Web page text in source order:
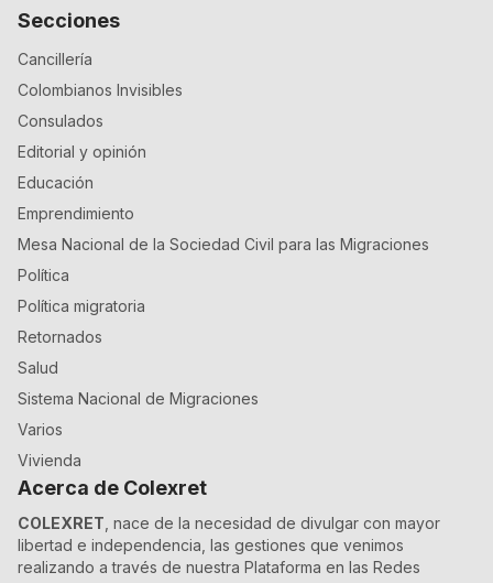
Secciones
Cancillería
Colombianos Invisibles
Consulados
Editorial y opinión
Educación
Emprendimiento
Mesa Nacional de la Sociedad Civil para las Migraciones
Política
Política migratoria
Retornados
Salud
Sistema Nacional de Migraciones
Varios
Vivienda
Acerca de Colexret
COLEXRET , nace de la necesidad de divulgar con mayor
libertad e independencia, las gestiones que venimos
realizando a través de nuestra Plataforma en las Redes